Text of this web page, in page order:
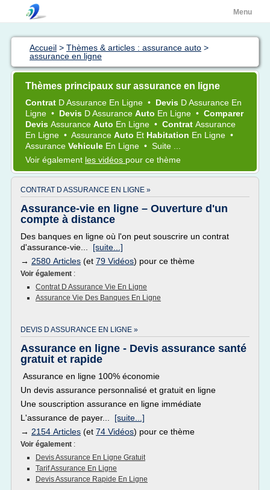
Menu
Accueil > Thèmes & articles : assurance auto >
assurance en ligne
Thèmes principaux sur assurance en ligne
Contrat DAssurance En Ligne • Devis DAssurance En
Ligne • Devis DAssurance Auto En Ligne • Comparer
Devis Assurance Auto En Ligne • Contrat Assurance
En Ligne • Assurance Auto Et Habitation En Ligne •
Assurance Vehicule En Ligne • Suite ...
Voir également les vidéos pour ce thème
CONTRAT D ASSURANCE EN LIGNE »
Assurance-vie en ligne – Ouverture d'un
compte à distance
Des banques en ligne où l'on peut souscrire un contrat
d'assurance-vie... [suite...]
→ 2580 Articles (et 79 Vidéos) pour ce thème
Voir également :
Contrat D Assurance Vie En Ligne
Assurance Vie Des Banques En Ligne
DEVIS D ASSURANCE EN LIGNE »
Assurance en ligne - Devis assurance santé
gratuit et rapide
Assurance en ligne 100% économie
Un devis assurance personnalisé et gratuit en ligne
Une souscription assurance en ligne immédiate
L'assurance de payer... [suite...]
→ 2154 Articles (et 74 Vidéos) pour ce thème
Voir également :
Devis Assurance En Ligne Gratuit
Tarif Assurance En Ligne
Devis Assurance Rapide En Ligne